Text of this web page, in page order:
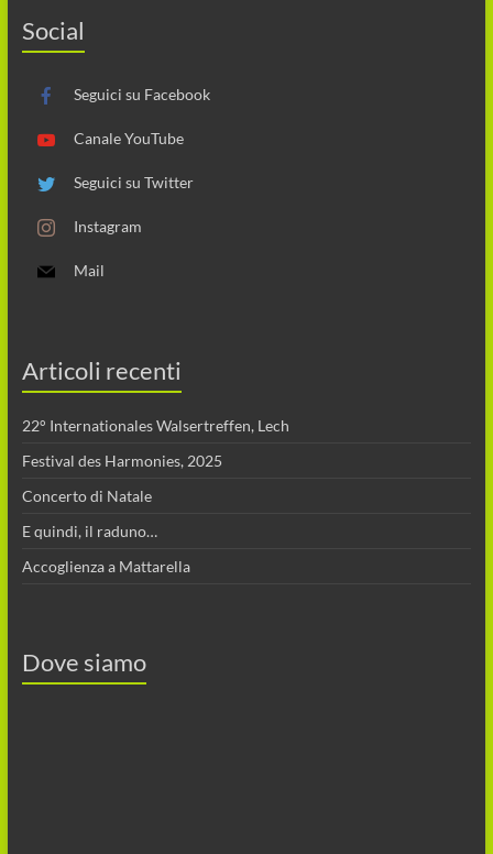
Social
Seguici su Facebook
Canale YouTube
Seguici su Twitter
Instagram
Mail
Articoli recenti
22° Internationales Walsertreffen, Lech
Festival des Harmonies, 2025
Concerto di Natale
E quindi, il raduno…
Accoglienza a Mattarella
Dove siamo